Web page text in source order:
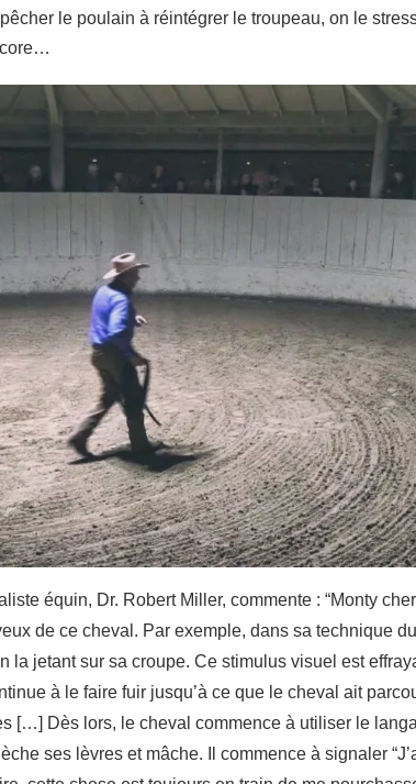
le poulain à réintégrer le troupeau, on le
équin, Dr. Robert Miller, commente : “Monty
de ce cheval. Par exemple, dans sa technique
la jetant sur sa croupe. Ce stimulus visuel est
à le faire fuir jusqu’à ce que le cheval ait
[…] Dès lors, le cheval commence à utiliser le
ses lèvres et mâche. Il commence à signaler